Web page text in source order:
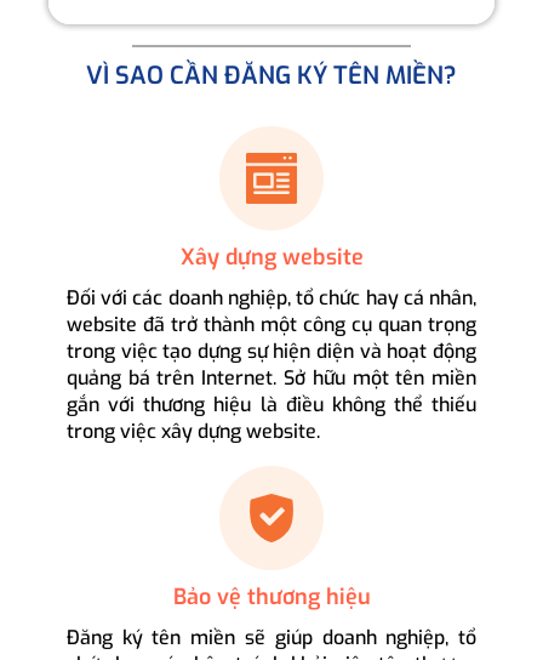
VÌ SAO CẦN ĐĂNG KÝ TÊN MIỀN?
Xây dựng website
Đối với các doanh nghiệp, tổ chức hay cá nhân,
website đã trở thành một công cụ quan trọng
trong việc tạo dựng sự hiện diện và hoạt động
quảng bá trên Internet. Sở hữu một tên miền
gắn với thương hiệu là điều không thể thiếu
trong việc xây dựng website.
Bảo vệ thương hiệu
Đăng ký tên miền sẽ giúp doanh nghiệp, tổ